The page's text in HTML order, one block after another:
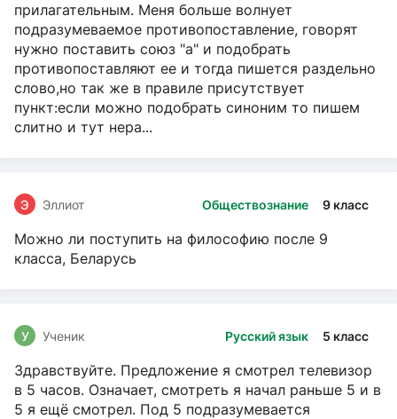
прилагательным. Меня больше волнует
подразумеваемое противопоставление, говорят
нужно поставить союз "а" и подобрать
противопоставляют ее и тогда пишется раздельно
слово,но так же в правиле присутствует
пункт:если можно подобрать синоним то пишем
слитно и тут нера...
Обществознание 9 класс
Э Эллиот
Можно ли поступить на философию после 9
класса, Беларусь
Русский язык 5 класс
У Ученик
Здравствуйте. Предложение я смотрел телевизор
в 5 часов. Означает, смотреть я начал раньше 5 и в
5 я ещё смотрел. Под 5 подразумевается